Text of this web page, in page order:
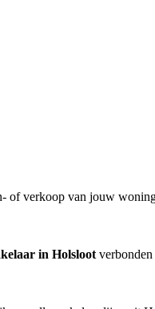
of verkoop van jouw
in Holsloot